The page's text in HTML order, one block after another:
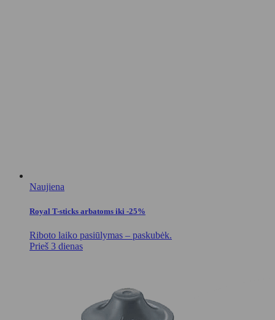
Naujiena
Royal T-sticks arbatoms iki -25%
Riboto laiko pasiūlymas – paskubėk.
Prieš 3 dienas